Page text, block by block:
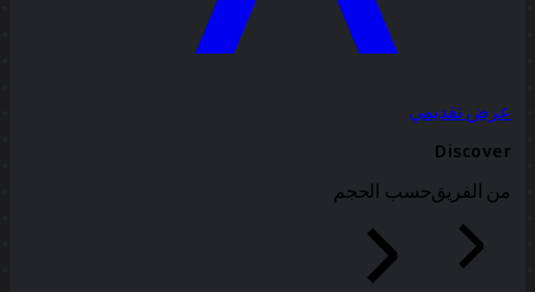
عرض تقديمي
Discover
من الفريق حسب الحجم